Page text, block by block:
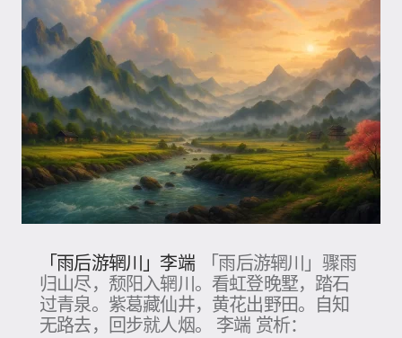
「雨后游辋川」李端
「雨后游辋川」骤雨
归山尽，颓阳入辋川。看虹登晚墅，踏石
过青泉。紫葛藏仙井，黄花出野田。自知
无路去，回步就人烟。 李端 赏析：